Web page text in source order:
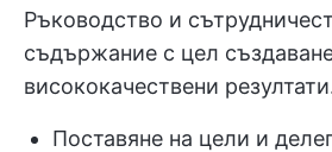
Ръководство и
съдържание с цел
висококачествени
Поставяне на цели и